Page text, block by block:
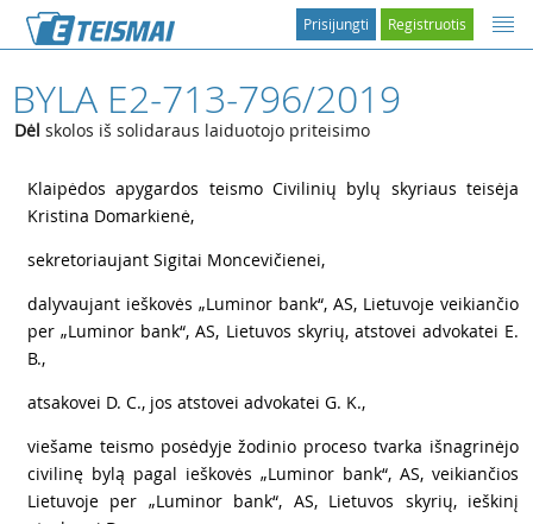
Registruotis
Prisijungti
BYLA E2-713-796/2019
Dėl skolos iš solidaraus laiduotojo priteisimo
Klaipėdos apygardos teismo Civilinių bylų skyriaus teisėja
Kristina Domarkienė,
sekretoriaujant Sigitai Moncevičienei,
dalyvaujant ieškovės „Luminor bank“, AS, Lietuvoje veikiančio
per „Luminor bank“, AS, Lietuvos skyrių, atstovei advokatei E.
B.,
atsakovei D. C., jos atstovei advokatei G. K.,
viešame teismo posėdyje žodinio proceso tvarka išnagrinėjo
civilinę bylą pagal ieškovės „Luminor bank“, AS, veikiančios
Lietuvoje per „Luminor bank“, AS, Lietuvos skyrių, ieškinį